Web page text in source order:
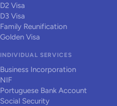
D2 Visa
D3 Visa
Family Reunification
Golden Visa
INDIVIDUAL SERVICES
Business Incorporation
NIF
Portuguese Bank Account
Social Security